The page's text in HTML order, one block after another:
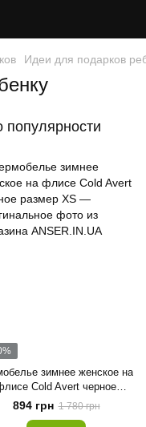
Идеи для подарков
популярности
зимнее женское на
Cold Avert черное
размер XS
894 грн 1 780 грн